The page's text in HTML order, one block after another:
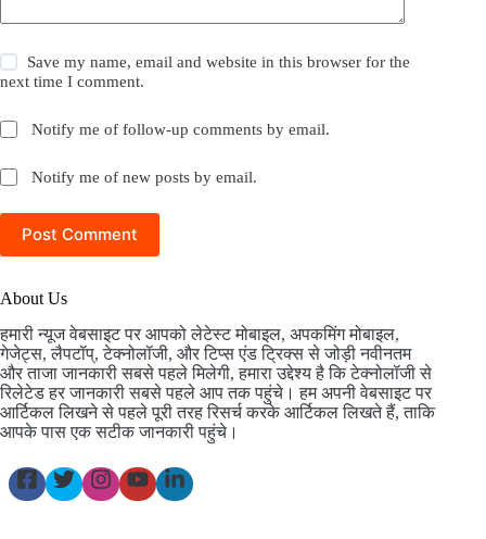
Save my name, email and website in this browser for the
next time I comment.
Notify me of follow-up comments by email.
Notify me of new posts by email.
Post Comment
About Us
हमारी न्यूज वेबसाइट पर आपको लेटेस्ट मोबाइल, अपकमिंग मोबाइल,
गेजेट्स, लैपटॉप्, टेक्नोलॉजी, और टिप्स एंड ट्रिक्स से जोड़ी नवीनतम
और ताजा जानकारी सबसे पहले मिलेगी, हमारा उद्देश्य है कि टेक्नोलॉजी से
रिलेटेड हर जानकारी सबसे पहले आप तक पहुंचे। हम अपनी वेबसाइट पर
आर्टिकल लिखने से पहले पूरी तरह रिसर्च करके आर्टिकल लिखते हैं, ताकि
आपके पास एक सटीक जानकारी पहुंचे।